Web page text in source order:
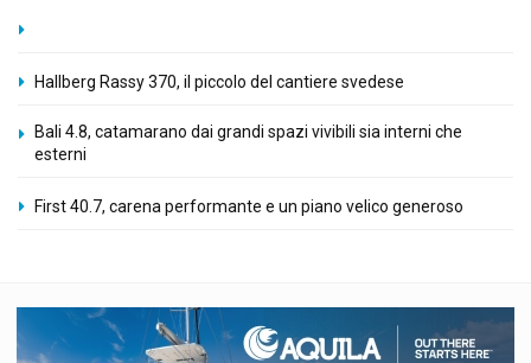
Hallberg Rassy 370, il piccolo del cantiere svedese
Bali 4.8, catamarano dai grandi spazi vivibili sia interni che
esterni
First 40.7, carena performante e un piano velico generoso